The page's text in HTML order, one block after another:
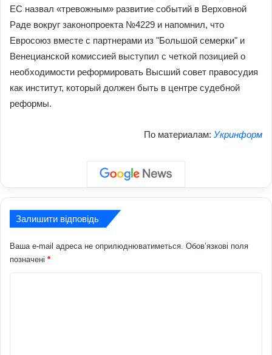
ЕС назвал «тревожным» развитие событий в Верховной
Раде вокруг законопроекта №4229 и напомнил, что
Евросоюз вместе с партнерами из "Большой семерки" и
Венецианской комиссией выступил с четкой позицией о
необходимости реформировать Высший совет правосудия
как институт, который должен быть в центре судебной
реформы.
По материалам: Укринформ
Залишити відповідь
Ваша e-mail адреса не оприлюднюватиметься. Обов’язкові поля
позначені *